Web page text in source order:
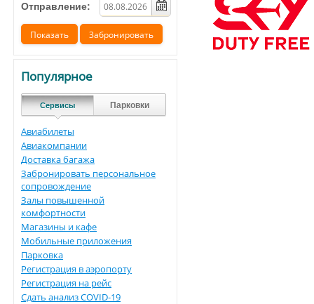
Отправление:
Популярное
Сервисы Парковки
Авиабилеты
Авиакомпании
Доставка багажа
Забронировать персональное
сопровождение
Залы повышенной
комфортности
Магазины и кафе
Мобильные приложения
Парковка
Регистрация в аэропорту
Регистрация на рейс
Сдать анализ COVID-19